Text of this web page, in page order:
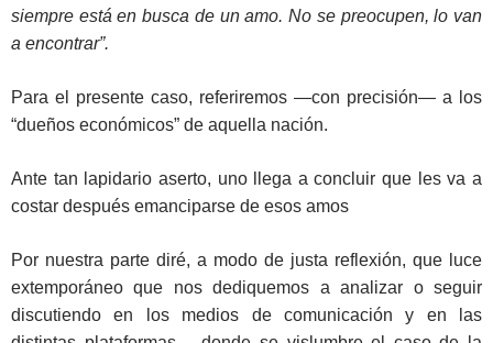
siempre está en busca de un amo. No se preocupen, lo van
a encontrar”.
Para el presente caso, referiremos —con precisión— a los
“dueños económicos” de aquella nación.
Ante tan lapidario aserto, uno llega a concluir que les va a
costar después emanciparse de esos amos
Por nuestra parte diré, a modo de justa reflexión, que luce
extemporáneo que nos dediquemos a analizar o seguir
discutiendo en los medios de comunicación y en las